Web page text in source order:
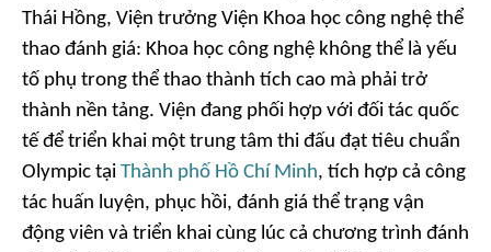
Thái Hồng, Viện trưởng Viện Khoa học công nghệ thể
thao đánh giá: Khoa học công nghệ không thể là yếu
tố phụ trong thể thao thành tích cao mà phải trở
thành nền tảng. Viện đang phối hợp với đối tác quốc
tế để triển khai một trung tâm thi đấu đạt tiêu chuẩn
Olympic tại Thành phố Hồ Chí Minh, tích hợp cả công
tác huấn luyện, phục hồi, đánh giá thể trạng vận
động viên và triển khai cùng lúc cả chương trình đánh